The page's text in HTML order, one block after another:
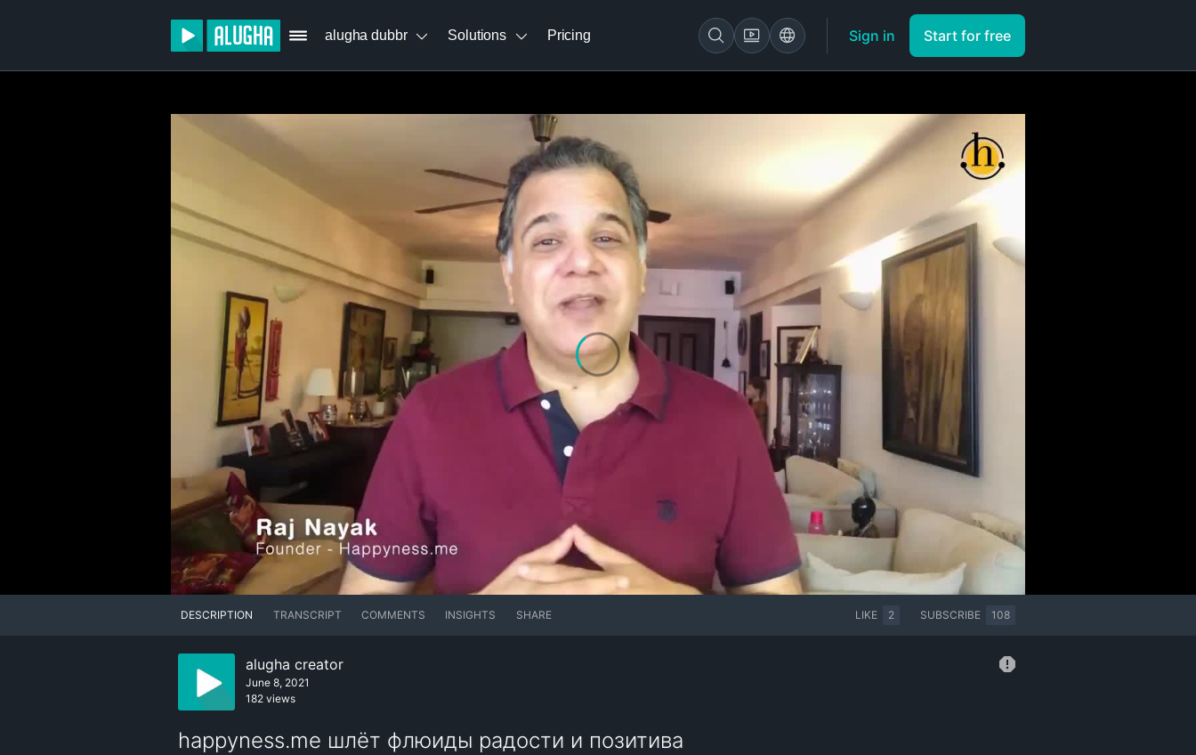
alugha dubbr Solutions Pricing Sign in Start for free
DESCRIPTION TRANSCRIPT COMMENTS INSIGHTS SHARE LIKE 2 SUBSCRIBE 108
alugha creator
June 8, 2021
182 views
happyness.me шлёт флюиды радости и позитива